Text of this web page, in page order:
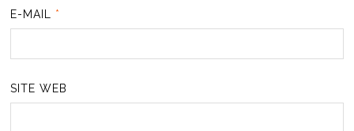
E-MAIL *
SITE WEB